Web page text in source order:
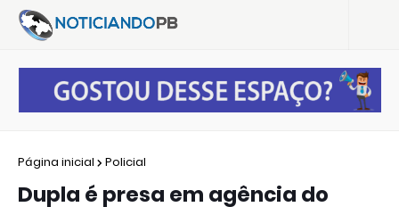
Página inicial Policial
Dupla é presa em agência do